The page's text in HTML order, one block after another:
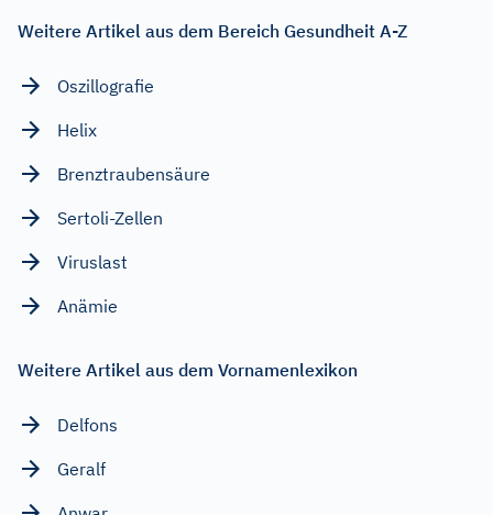
Weitere Artikel aus dem Bereich Gesundheit A-Z
Oszillografie
Helix
Brenztraubensäure
Sertoli-Zellen
Viruslast
Anämie
Weitere Artikel aus dem Vornamenlexikon
Delfons
Geralf